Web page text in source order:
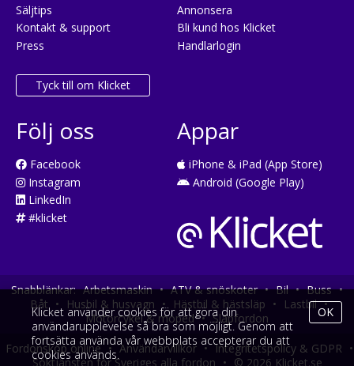
Säljtips
Kontakt & support
Press
Tyck till om Klicket
Annonsera
Bli kund hos Klicket
Handlarlogin
Följ oss
Facebook
Instagram
LinkedIn
#klicket
Appar
iPhone & iPad (App Store)
Android (Google Play)
Snabblänkar: Arbetsmaskin • ATV & snöskoter • Bil • Buss •
Båt • Husbil & husvagn • Hästbil & hästsläp • Lastbil •
Motorcykel & moped • Släpfordon
Fordonsköp online • Användarvillkor • Integritetspolicy & GDPR •
Söktjänsten för Sveriges alla fordon • © 2026 Klicket.se
Klicket använder cookies för att göra din
användarupplevelse så bra som möjligt. Genom att
fortsätta använda vår webbplats accepterar du att
cookies används.
OK